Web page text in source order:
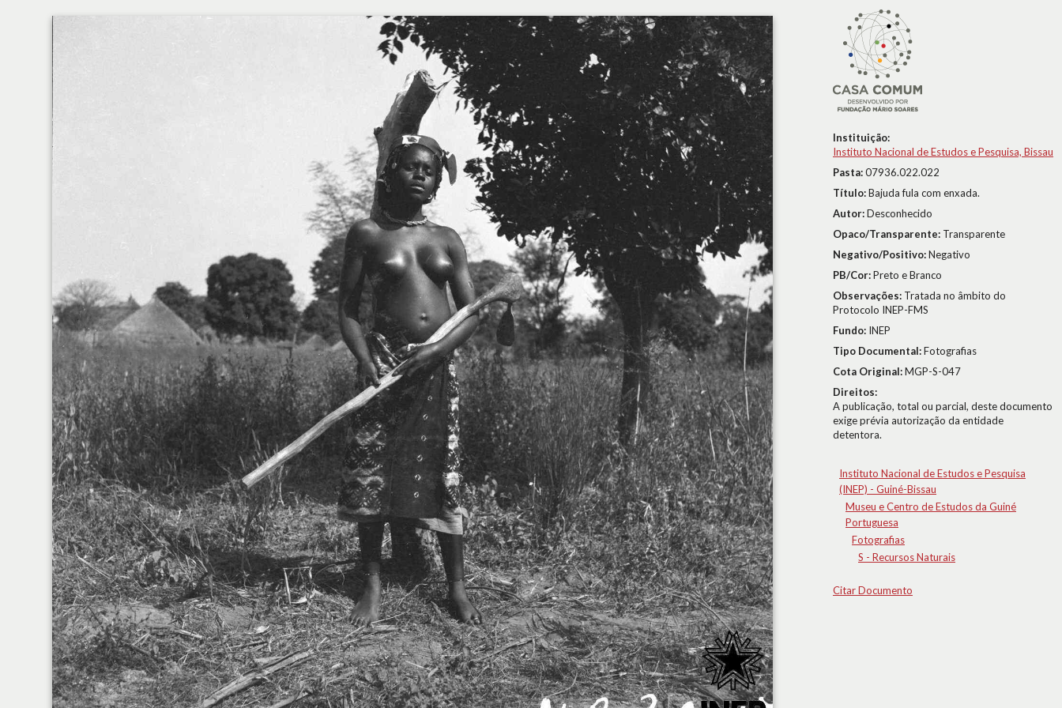
Instituição:
Instituto Nacional de Estudos e Pesquisa, Bissau
Pasta:07936.022.022
Título:Bajuda fula com enxada.
Autor:Desconhecido
Opaco/Transparente: Transparente
Negativo/Positivo:Negativo
PB/Cor:Preto e Branco
Observações: Tratada no âmbito do
Protocolo INEP-FMS
Fundo: INEP
Tipo Documental:Fotografias
Cota Original:MGP-S-047
Direitos:
A publicação, total ou parcial, deste documento
exige prévia autorização da entidade
detentora.
Instituto Nacional de Estudos e Pesquisa
(INEP) - Guiné-Bissau
Museu e Centro de Estudos da Guiné
Portuguesa
Fotografias
S - Recursos Naturais
Citar Documento